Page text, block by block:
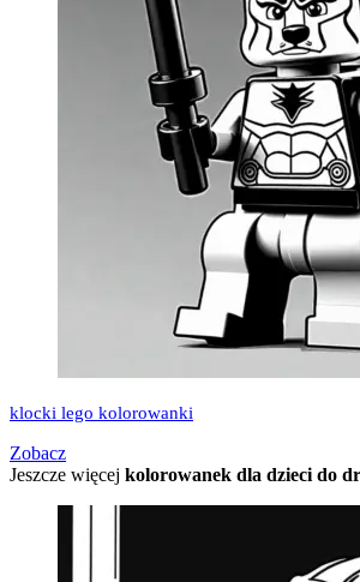
klocki lego kolorowanki
Zobacz
Jeszcze więcej kolorowanek dla dzieci do